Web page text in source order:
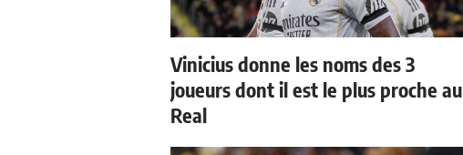
Vinicius donne les noms des 3
joueurs dont il est le plus proche au
Real